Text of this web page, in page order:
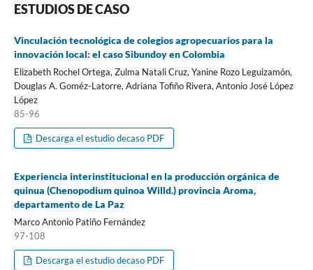
ESTUDIOS DE CASO
Vinculación tecnológica de colegios agropecuarios para la
innovación local: el caso Sibundoy en Colombia
Elizabeth Rochel Ortega, Zulma Natali Cruz, Yanine Rozo Leguizamón,
Douglas A. Goméz-Latorre, Adriana Tofiño Rivera, Antonio José López
López
85-96
Descarga el estudio decaso PDF
Experiencia interinstitucional en la producción orgánica de
quinua (Chenopodium quinoa Willd.) provincia Aroma,
departamento de La Paz
Marco Antonio Patiño Fernández
97-108
Descarga el estudio decaso PDF